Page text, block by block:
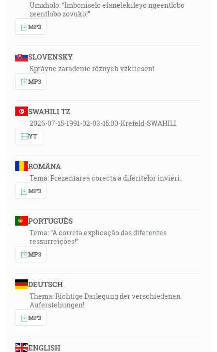
Umxholo: “Imboniselo efanelekileyo ngeentlobo
zeentlobo zovuko!”
MP3
SLOVENSKY
Správne zaradenie rôznych vzkriesení
MP3
SWAHILI TZ
2026-07-15-1991-02-03-15:00-Krefeld-SWAHILI
YT
ROMÂNA
Tema: Prezentarea corecta a diferitelor invieri.
MP3
PORTUGUÊS
Tema: “A correta explicação das diferentes
ressurreições!”
MP3
DEUTSCH
Thema: Richtige Darlegung der verschiedenen
Auferstehungen!
MP3
ENGLISH